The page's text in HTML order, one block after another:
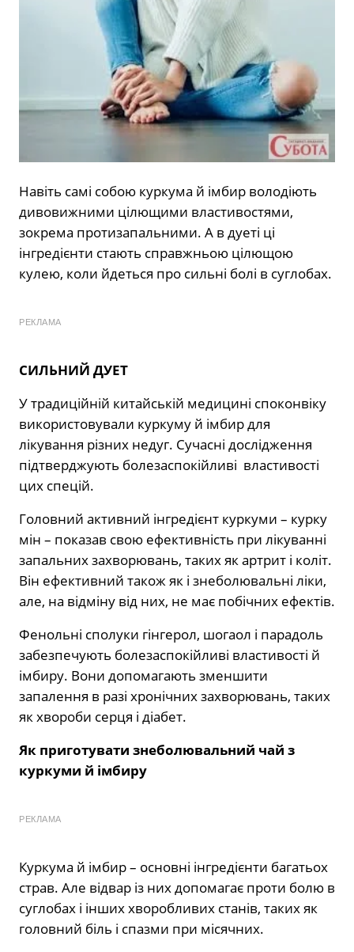
Навіть самі собою куркума й імбир володіють
дивовижними цілющими властивостями,
зокрема протизапальними. А в дуеті ці
інгредієнти стають справжньою цілющою
кулею, коли йдеться про сильні болі в суглобах.
РЕКЛАМА
СИЛЬНИЙ ДУЕТ
У традиційній китайській медицині споконвіку
використовували куркуму й імбир для
лікування різних недуг. Сучасні дослідження
підтверджують болезаспокійливі властивості
цих спецій.
Головний активний інгредієнт куркуми – курку
мін – показав свою ефективність при лікуванні
запальних захворювань, таких як артрит і коліт.
Він ефективний також як і знеболювальні ліки,
але, на відміну від них, не має побічних ефектів.
Фенольні сполуки гінгерол, шогаол і парадоль
забезпечують болезаспокійливі властивості й
імбиру. Вони допомагають зменшити
запалення в разі хронічних захворювань, таких
як хвороби серця і діабет.
Як приготувати знеболювальний чай з
куркуми й імбиру
РЕКЛАМА
Куркума й імбир – основні інгредієнти багатьох
страв. Але відвар із них допомагає проти болю в
суглобах і інших хворобливих станів, таких як
головний біль і спазми при місячних.